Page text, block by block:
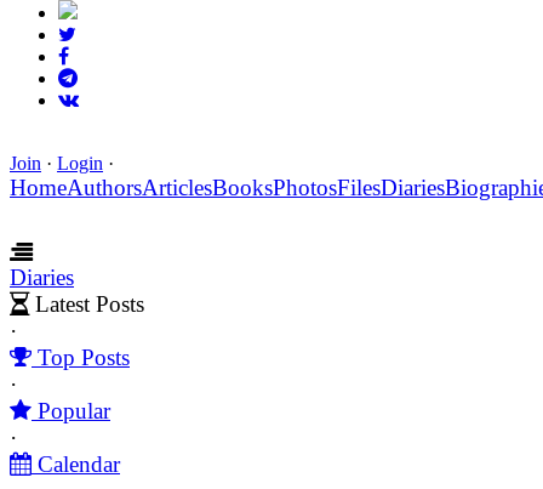
Join · Login ·
HomeAuthorsArticlesBooksPhotosFilesDiaries
Diaries
Latest Posts
·
Top Posts
·
Popular
·
Calendar